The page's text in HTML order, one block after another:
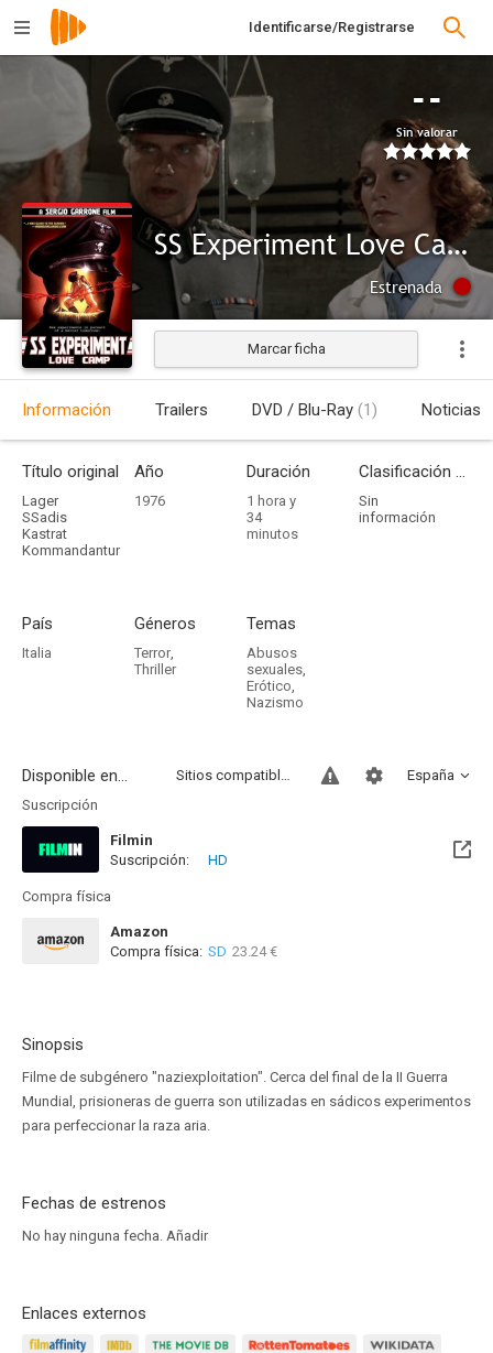
Identificarse/Registrarse
--
Sin valorar
SS Experiment Love Camp
Estrenada
Marcar ficha
Información Trailers DVD / Blu-Ray (1) Noticias
Título original
Lager
SSadis
Kastrat
Kommandantur
Año
1976
Duración
1 hora y
34
minutos
Clasificación por edades
Sin
información
País
Italia
Géneros
Terror,
Thriller
Temas
Abusos
sexuales,
Erótico,
Nazismo
Disponible en... España
Sitios compatibles
Suscripción
Filmin
Disponible hasta el Mié, 31 Dic 2031 (Quedan 5 años)
Suscripción: HD
Compra física
Amazon
Compra física: SD 23.24 €
Sinopsis
Filme de subgénero "naziexploitation". Cerca del final de la II Guerra
Mundial, prisioneras de guerra son utilizadas en sádicos experimentos
para perfeccionar la raza aria.
Fechas de estrenos
No hay ninguna fecha. Añadir
Enlaces externos